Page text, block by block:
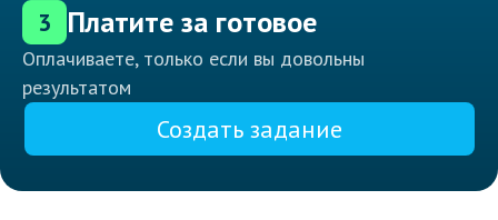
3 Платите за готовое
Оплачиваете, только если вы довольны
результатом
Создать задание